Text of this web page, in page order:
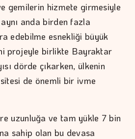
gemilerin hizmete girmesiyle
anda birden fazla
edebilme esnekliği büyük
projeyle birlikte Bayraktar
dörde çıkarken, ülkenin
de önemli bir ivme
uzunluğa ve tam yükle 7 bin
sahip olan bu devasa